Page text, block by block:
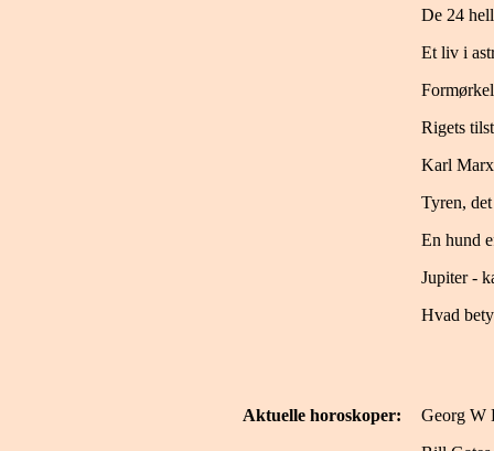
De 24
Et liv i
Rigets
Karl
Tyren,
En hund
Jupiter -
Hvad
Aktuelle horoskoper:
Georg W